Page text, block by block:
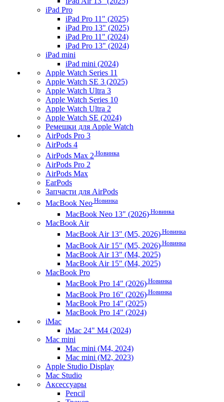
iPad Pro
iPad Pro 11" (2025)
iPad Pro 13" (2025)
iPad Pro 11" (2024)
iPad Pro 13" (2024)
iPad mini
iPad mini (2024)
Apple Watch Series 11
Apple Watch SE 3 (2025)
Apple Watch Ultra 3
Apple Watch Series 10
Apple Watch Ultra 2
Apple Watch SE (2024)
Ремешки для Apple Watch
AirPods Pro 3
AirPods 4
AirPods Max 2 Новинка
AirPods Pro 2
AirPods Max
EarPods
Запчасти для AirPods
MacBook Neo Новинка
MacBook Neo 13" (2026) Новинка
MacBook Air
MacBook Air 13" (M5, 2026) Новинка
MacBook Air 15" (M5, 2026) Новинка
MacBook Air 13" (M4, 2025)
MacBook Air 15" (M4, 2025)
MacBook Pro
MacBook Pro 14" (2026) Новинка
MacBook Pro 16" (2026) Новинка
MacBook Pro 14" (2025)
MacBook Pro 14" (2024)
iMac
iMac 24" M4 (2024)
Mac mini
Mac mini (M4, 2024)
Mac mini (M2, 2023)
Apple Studio Display
Mac Studio
Аксессуары
Pencil